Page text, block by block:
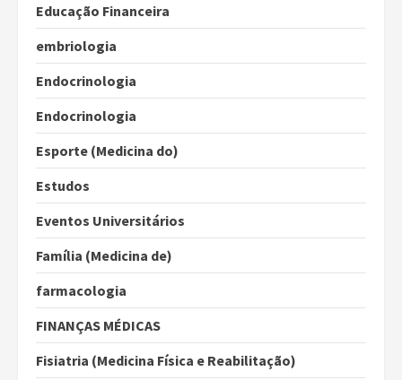
Educação Financeira
embriologia
Endocrinologia
Endocrinologia
Esporte (Medicina do)
Estudos
Eventos Universitários
Família (Medicina de)
farmacologia
FINANÇAS MÉDICAS
Fisiatria (Medicina Física e Reabilitação)